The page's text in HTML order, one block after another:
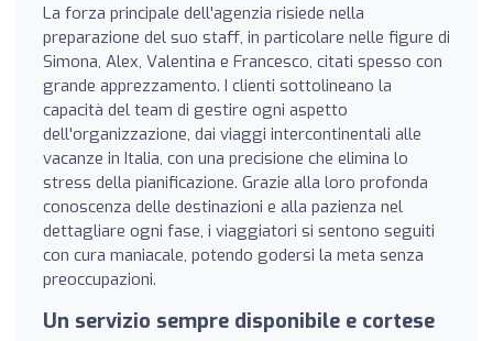
La forza principale dell'agenzia risiede nella
preparazione del suo staff, in particolare nelle figure di
Simona, Alex, Valentina e Francesco, citati spesso con
grande apprezzamento. I clienti sottolineano la
capacità del team di gestire ogni aspetto
dell'organizzazione, dai viaggi intercontinentali alle
vacanze in Italia, con una precisione che elimina lo
stress della pianificazione. Grazie alla loro profonda
conoscenza delle destinazioni e alla pazienza nel
dettagliare ogni fase, i viaggiatori si sentono seguiti
con cura maniacale, potendo godersi la meta senza
preoccupazioni.
Un servizio sempre disponibile e cortese